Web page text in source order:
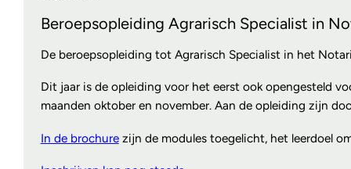
Beroepsopleiding Agrarisch Specialist in
De beroepsopleiding tot Agrarisch Specialist in het
Dit jaar is de opleiding voor het eerst ook opengesteld
maanden oktober en november. Aan de opleiding zijn
In de brochurezijn de modules toegelicht, het leerdoel